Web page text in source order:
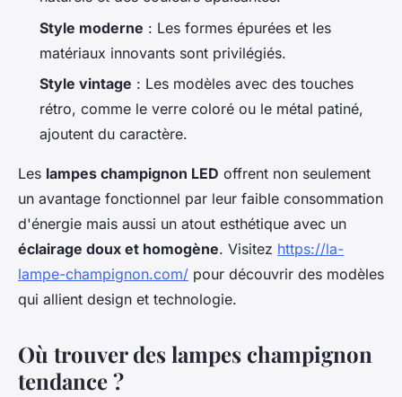
Style moderne : Les formes épurées et les
matériaux innovants sont privilégiés.
Style vintage : Les modèles avec des touches
rétro, comme le verre coloré ou le métal patiné,
ajoutent du caractère.
Les lampes champignon LED offrent non seulement
un avantage fonctionnel par leur faible consommation
d'énergie mais aussi un atout esthétique avec un
éclairage doux et homogène. Visitez https://la-
lampe-champignon.com/ pour découvrir des modèles
qui allient design et technologie.
Où trouver des lampes champignon
tendance ?